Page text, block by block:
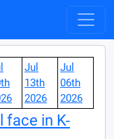
Jul
13th
2026
Jul
06th
2026
face in K-